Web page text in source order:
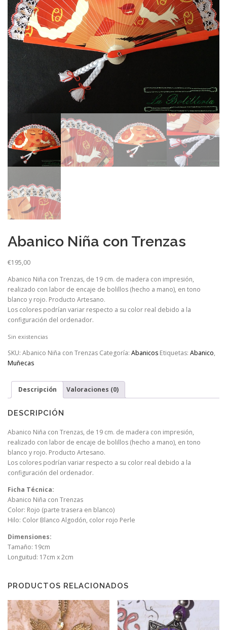
Abanico Niña con Trenzas
€195,00
Abanico Niña con Trenzas, de 19 cm. de madera con impresión,
realizado con labor de encaje de bolillos (hecho a mano), en tono
blanco y rojo. Producto Artesano.
Los colores podrían variar respecto a su color real debido a la
configuración del ordenador.
Sin existencias
SKU: Abanico Niña con Trenzas Categoría: Abanicos Etiquetas: Abanico,
Muñecas
Descripción Valoraciones (0)
DESCRIPCIÓN
Abanico Niña con Trenzas, de 19 cm. de madera con impresión,
realizado con labor de encaje de bolillos (hecho a mano), en tono
blanco y rojo. Producto Artesano.
Los colores podrían variar respecto a su color real debido a la
configuración del ordenador.
Ficha Técnica:
Abanico Niña con Trenzas
Color: Rojo (parte trasera en blanco)
Hilo: Color Blanco Algodón, color rojo Perle
Dimensiones:
Tamaño: 19cm
Longuitud: 17cm x 2cm
PRODUCTOS RELACIONADOS